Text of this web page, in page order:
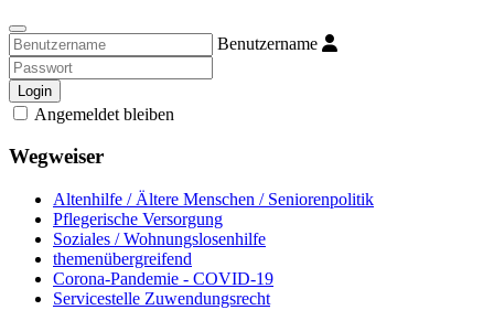
Benutzername
Login
Angemeldet bleiben
Wegweiser
Altenhilfe / Ältere Menschen / Seniorenpolitik
Pflegerische Versorgung
Soziales / Wohnungslosenhilfe
themenübergreifend
Corona-Pandemie - COVID-19
Servicestelle Zuwendungsrecht